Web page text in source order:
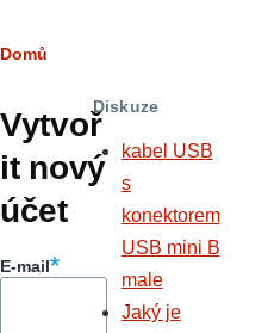
Hlavní
záložky
Drobečková
navigace
Domů
Vytvoř
it nový
účet
E-mail
Diskuze
kabel USB
s
konektorem
USB mini B
male
Jaký je